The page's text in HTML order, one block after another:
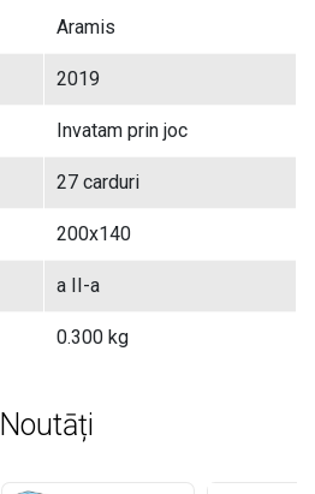
Aramis
2019
Invatam prin joc
27 carduri
200x140
a II-a
0.300 kg
Noutāți